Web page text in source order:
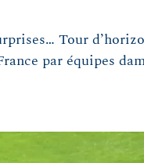
Tour
par équipes